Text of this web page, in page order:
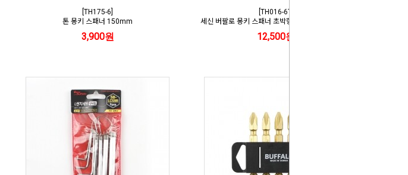
[TH175-6]
톤 몽키 스패너 150mm
3,900원
[TH016-6T]
세신 버팔로 몽키 스패너 초박형 120mm SB-AW6T
12,500원